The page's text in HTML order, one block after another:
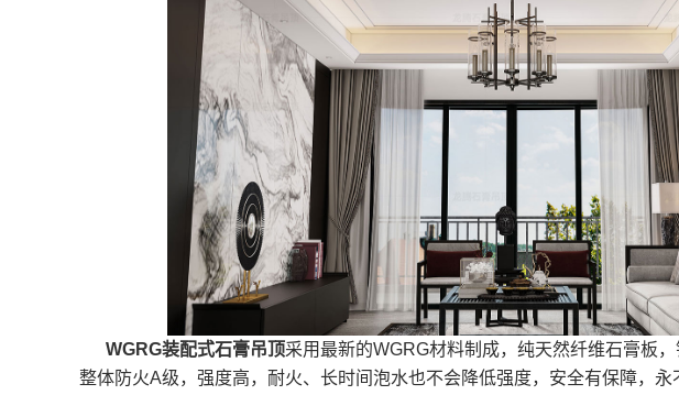
WGRG装配式石膏吊顶采用最新的WGRG材料制成，纯天然纤维石膏板
整体防火A级，强度高，耐火、长时间泡水也不会降低强度，安全有保障，永